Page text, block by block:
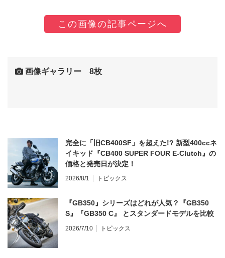
この画像の記事ページへ
画像ギャラリー 8枚
完全に「旧CB400SF」を超えた!? 新型400ccネ
イキッド『CB400 SUPER FOUR E-Clutch』の
価格と発売日が決定！
2026/8/1 トピックス
『GB350』シリーズはどれが人気？『GB350
S』『GB350 C』 とスタンダードモデルを比較
2026/7/10 トピックス